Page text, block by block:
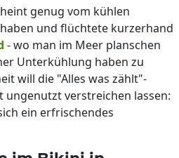
genug vom kühlen
und flüchtete kurzerhand
- wo man im Meer planschen
Unterkühlung haben zu
will die "Alles was zählt"-
verstreichen lassen:
ein erfrischendes